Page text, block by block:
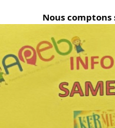
Nous comptons